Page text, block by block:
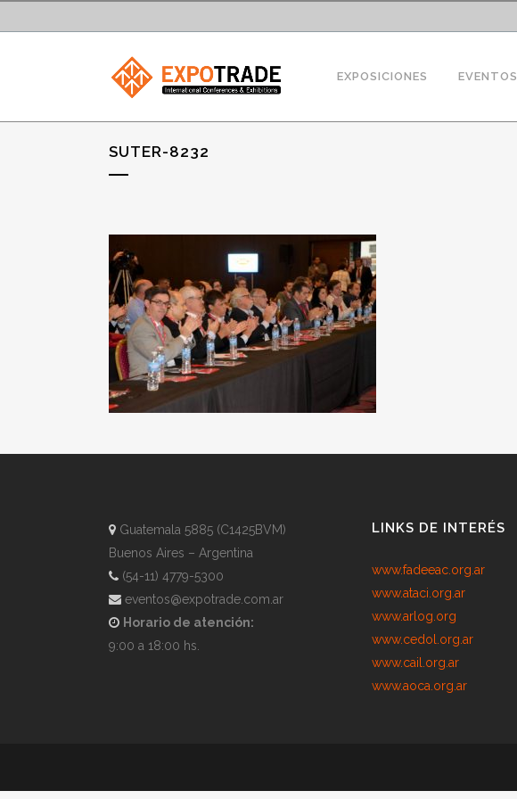
EXPOSICIONES EVENTOS
SUTER-8232
Guatemala 5885 (C1425BVM)
Buenos Aires – Argentina
(54-11) 4779-5300
eventos@expotrade.com.ar
Horario de atención:
9:00 a 18:00 hs.
LINKS DE INTERÉS
www.fadeeac.org.ar
www.ataci.org.ar
www.arlog.org
www.cedol.org.ar
www.cail.org.ar
www.aoca.org.ar